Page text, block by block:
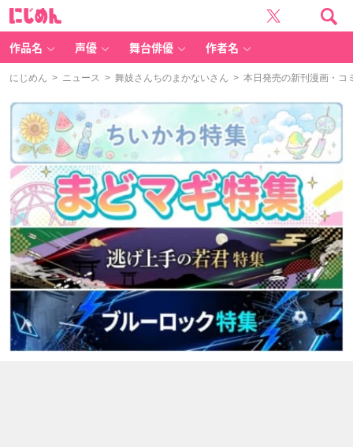
作品名 声優 舞台俳優 作者名
にじめん > ニュース > 舞妓さんちのまかないさん > 本日発売の新刊漫画・コ